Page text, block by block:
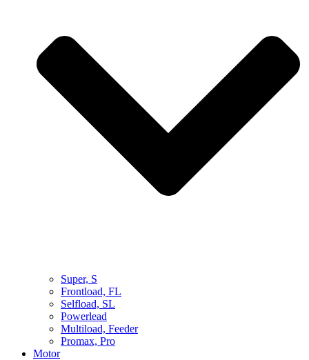
Super, S
Frontload, FL
Selfload, SL
Powerlead
Multiload, Feeder
Promax, Pro
Motor